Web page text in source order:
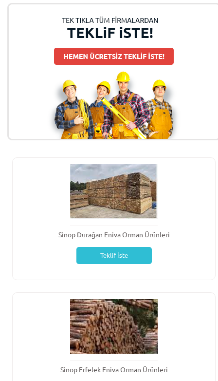
Sinop Durağan Eniva Orman Ürünleri
Teklif İste
Sinop Erfelek Eniva Orman Ürünleri